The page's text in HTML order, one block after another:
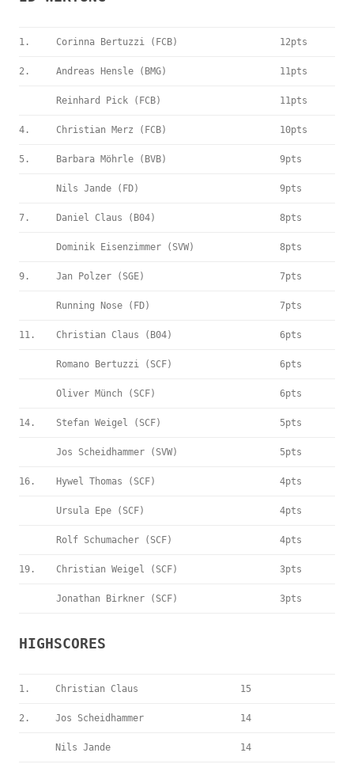
1. Corinna Bertuzzi (FCB) 12pts
2. Andreas Hensle (BMG) 11pts
Reinhard Pick (FCB) 11pts
4. Christian Merz (FCB) 10pts
5. Barbara Möhrle (BVB) 9pts
Nils Jande (FD) 9pts
7. Daniel Claus (B04) 8pts
Dominik Eisenzimmer (SVW) 8pts
9. Jan Polzer (SGE) 7pts
Running Nose (FD) 7pts
11. Christian Claus (B04) 6pts
Romano Bertuzzi (SCF) 6pts
Oliver Münch (SCF) 6pts
14. Stefan Weigel (SCF) 5pts
Jos Scheidhammer (SVW) 5pts
16. Hywel Thomas (SCF) 4pts
Ursula Epe (SCF) 4pts
Rolf Schumacher (SCF) 4pts
19. Christian Weigel (SCF) 3pts
Jonathan Birkner (SCF) 3pts
HIGHSCORES
1. Christian Claus 15
2. Jos Scheidhammer 14
Nils Jande 14